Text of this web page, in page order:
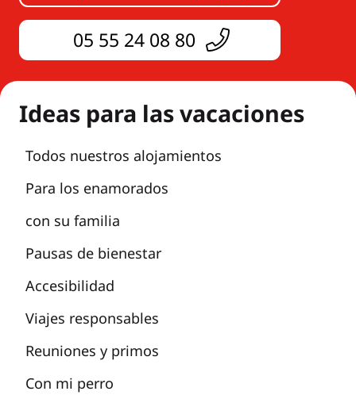
05 55 24 08 80
Ideas para las vacaciones
Todos nuestros alojamientos
Para los enamorados
con su familia
Pausas de bienestar
Accesibilidad
Viajes responsables
Reuniones y primos
Con mi perro